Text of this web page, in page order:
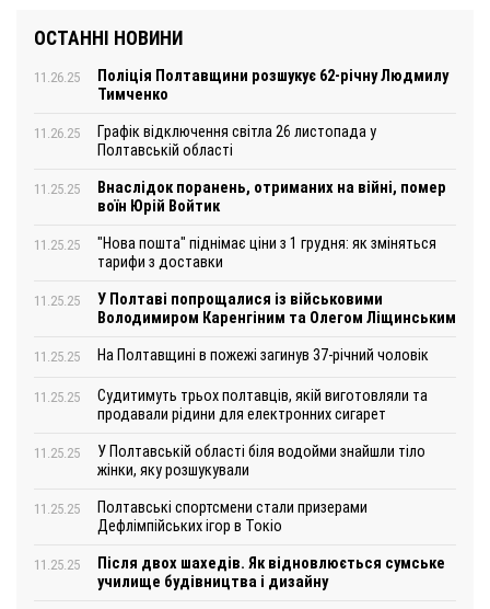
ОСТАННІ НОВИНИ
11.26.25
Поліція Полтавщини розшукує 62-річну Людмилу
Тимченко
11.26.25
Графік відключення світла 26 листопада у
Полтавській області
11.25.25
Внаслідок поранень, отриманих на війні, помер
воїн Юрій Войтик
11.25.25
"Нова пошта" піднімає ціни з 1 грудня: як зміняться
тарифи з доставки
11.25.25
У Полтаві попрощалися із військовими
Володимиром Каренгіним та Олегом Ліщинським
11.25.25 На Полтавщині в пожежі загинув 37-річний чоловік
11.25.25
Судитимуть трьох полтавців, якій виготовляли та
продавали рідини для електронних сигарет
11.25.25
У Полтавській області біля водойми знайшли тіло
жінки, яку розшукували
11.25.25
Полтавські спортсмени стали призерами
Дефлімпійських ігор в Токіо
11.25.25
Після двох шахедів. Як відновлюється сумське
училище будівництва і дизайну